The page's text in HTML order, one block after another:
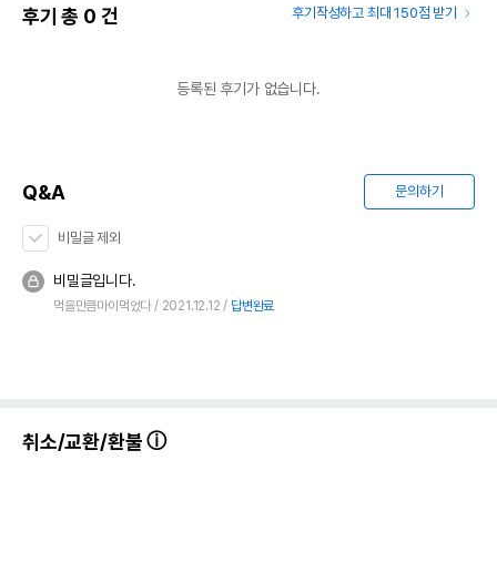
후기 총 0 건 후기작성하고 최대 150점 받기
등록된 후기가 없습니다.
Q&A 문의하기
비밀글 제외
비밀글입니다.
먹을만큼마이먹었다 2021.12.12 답변완료
취소/교환/환불